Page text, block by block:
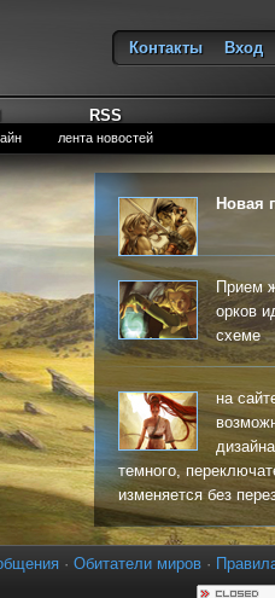
Контакты Вход
RSS
лента новостей
Новая
Прием
орков
схеме
на
темного,
изменяется без
· Обитатели миров ·